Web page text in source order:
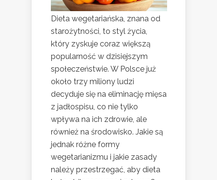
Dieta wegetariańska, znana od
starożytności, to styl życia,
który zyskuje coraz większą
popularność w dzisiejszym
społeczeństwie. W Polsce już
około trzy miliony ludzi
decyduje się na eliminację mięsa
z jadłospisu, co nie tylko
wpływa na ich zdrowie, ale
również na środowisko. Jakie są
jednak różne formy
wegetarianizmu i jakie zasady
należy przestrzegać, aby dieta